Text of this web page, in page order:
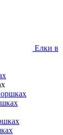
Елки в